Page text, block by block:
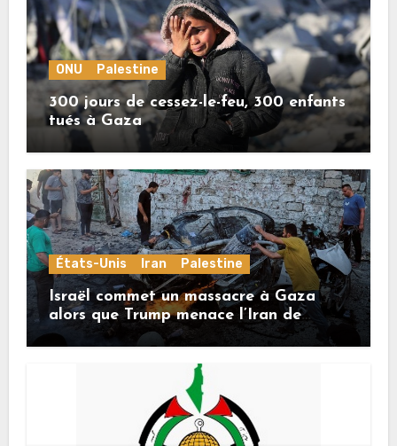
ONU Palestine
300 jours de cessez-le-feu, 300 enfants
tués à Gaza
États-Unis Iran Palestine
Israël commet un massacre à Gaza
alors que Trump menace l’Iran de
«décapitation»